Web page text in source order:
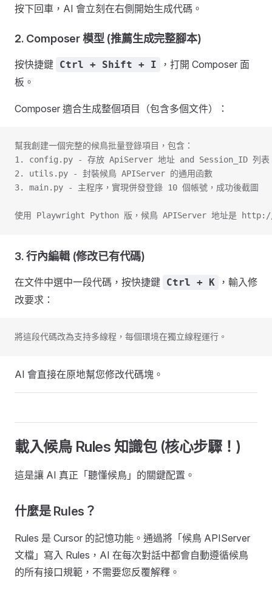
按下回車，AI 會立刻在右側開始生成代碼。
2. Composer 模型 (推薦生成完整腳本)
按快捷鍵 Ctrl + Shift + I
，打開 Composer 面
板。
Composer 適合生成整個項目（包含多個文件）：
幫我創建一個完整的候鳥批量登錄項目，包含：
1. config.py - 存放 ApiServer 地址 and Session_ID 列表
2. utils.py - 封裝候鳥 APIServer 的通用函數
3. main.py - 主程序，實現併發登錄 10 個帳號，成功後截圖
使用 Playwright Python 版，候鳥 APIServer 地址是
3. 行內編輯 (修改已有代碼)
在文件中選中一段代碼，按快捷鍵 Ctrl + K
，輸入修
改要求：
將這段代碼改為支持多線程，每個環境在獨立線程運行。
AI 會直接在原地幫您修改代碼塊。
載入候鳥 Rules 知識包 (核心步驟！)
這是讓 AI 真正「聽懂候鳥」的關鍵配置。
什麼是 Rules？
Rules 是 Cursor 的記憶功能。通過將「候鳥 APIServer
文檔」寫入 Rules，AI 在每次對話中都會自動遵循候鳥
的所有接口規範，不需要您反覆解釋。